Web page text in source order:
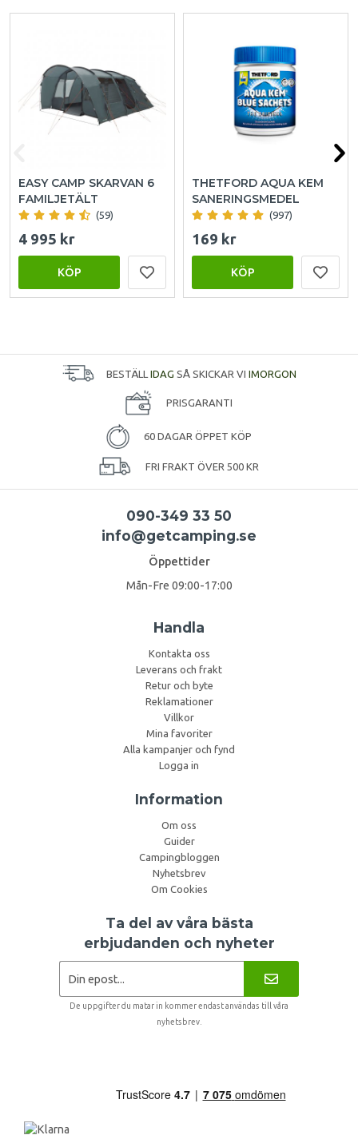
EASY CAMP SKARVAN 6
FAMILJETÄLT
(59)
4 995 kr
KÖP
THETFORD AQUA KEM
SANERINGSMEDEL
(997)
169 kr
KÖP
BESTÄLL IDAG SÅ SKICKAR VI IMORGON
PRISGARANTI
60 DAGAR ÖPPET KÖP
FRI FRAKT ÖVER 500 KR
090-349 33 50
info@getcamping.se
Öppettider
Mån-Fre 09:00-17:00
Handla
Kontakta oss
Leverans och frakt
Retur och byte
Reklamationer
Villkor
Mina favoriter
Alla kampanjer och fynd
Logga in
Information
Om oss
Guider
Campingbloggen
Nyhetsbrev
Om Cookies
Ta del av våra bästa
erbjudanden och nyheter
De uppgifter du matar in kommer endast användas till våra
nyhetsbrev.